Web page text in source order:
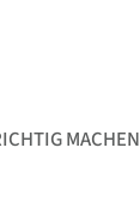
MACHEN